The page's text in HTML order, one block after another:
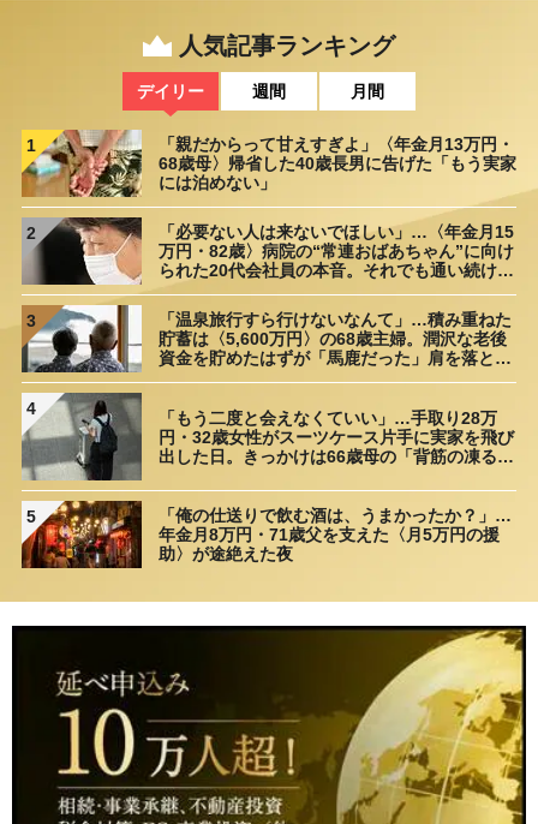
人気記事ランキング
デイリー 週間 月間
1
「親だからって甘えすぎよ」〈年金月13万円・
68歳母〉帰省した40歳長男に告げた「もう実家
には泊めない」
2
「必要ない人は来ないでほしい」…〈年金月15
万円・82歳〉病院の“常連おばあちゃん”に向け
られた20代会社員の本音。それでも通い続ける
3
「温泉旅行すら行けないなんて」…積み重ねた
貯蓄は〈5,600万円〉の68歳主婦。潤沢な老後
資金を貯めたはずが「馬鹿だった」肩を落とす
4
「もう二度と会えなくていい」…手取り28万
円・32歳女性がスーツケース片手に実家を飛び
出した日。きっかけは66歳母の「背筋の凍る一
5
「俺の仕送りで飲む酒は、うまかったか？」…
年金月8万円・71歳父を支えた〈月5万円の援
助〉が途絶えた夜